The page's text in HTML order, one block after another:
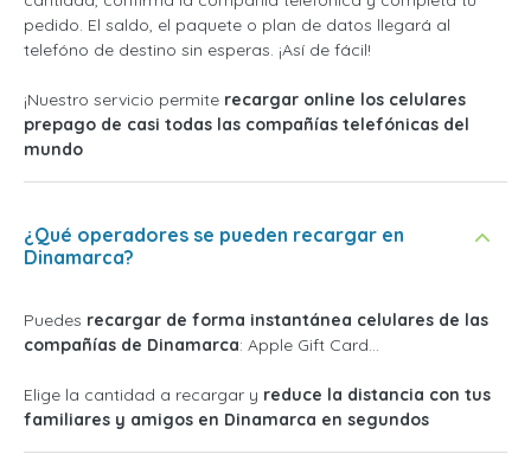
pedido. El saldo, el paquete o plan de datos llegará al
telefóno de destino sin esperas. ¡Así de fácil!
¡Nuestro servicio permite recargar online los celulares
prepago de casi todas las compañías telefónicas del
mundo
¿Qué operadores se pueden recargar en
Dinamarca?
Puedes recargar de forma instantánea celulares de las
compañías de Dinamarca: Apple Gift Card...
Elige la cantidad a recargar y reduce la distancia con tus
familiares y amigos en Dinamarca en segundos